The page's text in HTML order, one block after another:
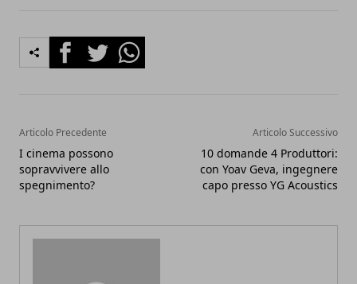
FacebookTwitterWhatsapp
Articolo Precedente
I cinema possono
sopravvivere allo
spegnimento?
Articolo Successivo
10 domande 4 Produttori:
con Yoav Geva, ingegnere
capo presso YG Acoustics